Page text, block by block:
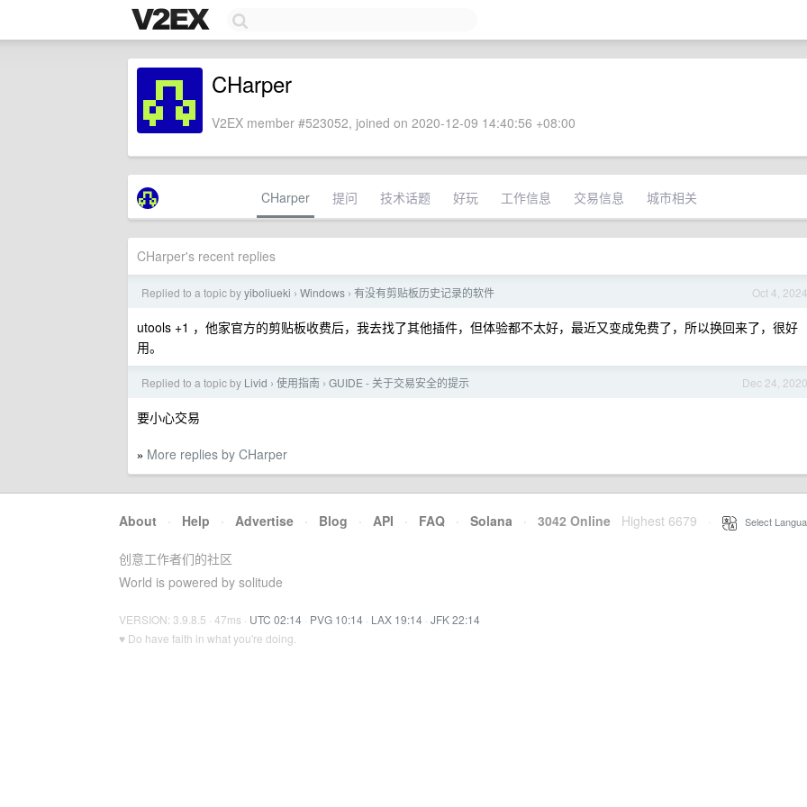
CHarper
V2EX member #523052, joined on 2020-12-09 14:40:56 +08:00
CHarper 提问 技术话题 好玩 工作信息 交易信息 城市相关
CHarper's recent replies
Oct 4, 2024
Replied to a topic byyiboliueki › Windows › 有没有剪贴板历史记录的软件
utools +1 ，他家官方的剪贴板收费后，我去找了其他插件，但体验都不太好，最近又变成免费了，所以换回来了，很好
用。
Dec 24, 2020
Replied to a topic by Livid › 使用指南 › GUIDE - 关于交易安全的提示
要小心交易
» More replies by CHarper
About · Help · Advertise · Blog · API · FAQ · Solana · 3042 Online Highest 6679 Select
创意工作者们的社区
World is powered by solitude
VERSION: 3.9.8.5 · 47ms · UTC 02:14 · PVG 10:14 · LAX 19:14 · JFK 22:14
♥ Do have faith in what you're doing.